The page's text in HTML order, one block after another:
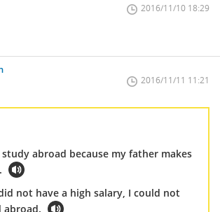
2016/11/10 18:29
2016/11/11 11:21
abroad because my father makes
not have a high salary, I could not
abroad.